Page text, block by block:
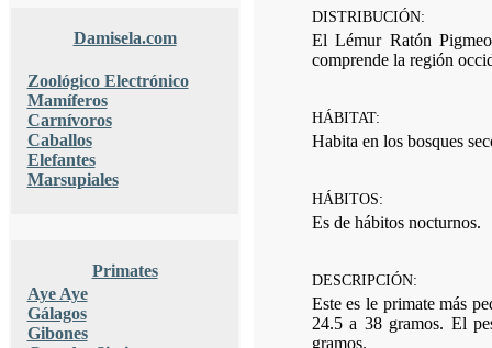
Damisela.com
Zoológico Electrónico
Mamíferos
Carnívoros
Caballos
Elefantes
Marsupiales
Primates
Aye Aye
Gálagos
Gibones
DISTRIBUCIÓN:
El Lémur Ratón
comprende la región
HÁBITAT:
Habita en los bosques
HÁBITOS:
Es de hábitos nocturnos.
DESCRIPCIÓN:
Este es le primate más
24.5 a 38 gramos. El
gramos.